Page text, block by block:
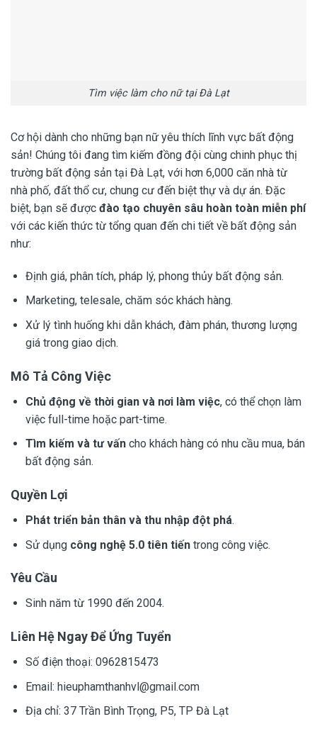
Tìm việc làm cho nữ tại Đà Lạt
Cơ hội dành cho những bạn nữ yêu thích lĩnh vực bất động
sản! Chúng tôi đang tìm kiếm đồng đội cùng chinh phục thị
trường bất động sản tại Đà Lạt, với hơn 6,000 căn nhà từ
nhà phố, đất thổ cư, chung cư đến biệt thự và dự án. Đặc
biệt, bạn sẽ được đào tạo chuyên sâu hoàn toàn miễn phí
với các kiến thức từ tổng quan đến chi tiết về bất động sản
như:
Định giá, phân tích, pháp lý, phong thủy bất động sản.
Marketing, telesale, chăm sóc khách hàng.
Xử lý tình huống khi dẫn khách, đàm phán, thương lượng
giá trong giao dịch.
Mô Tả Công Việc
Chủ động về thời gian và nơi làm việc, có thể chọn làm
việc full-time hoặc part-time.
Tìm kiếm và tư vấncho khách hàng có nhu cầu mua, bán
bất động sản.
Quyền Lợi
Phát triển bản thân và thu nhập đột phá.
Sử dụng công nghệ 5.0 tiên tiếntrong công việc.
Yêu Cầu
Sinh năm từ 1990 đến 2004.
Liên Hệ Ngay Để Ứng Tuyển
Số điện thoại: 0962815473
Email: hieuphamthanhvl@gmail.com
Địa chỉ: 37 Trần Bình Trọng, P5, TP Đà Lạt